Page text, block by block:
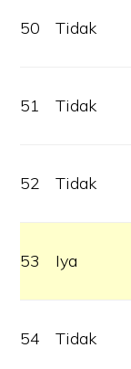
50 Tidak
51 Tidak
52 Tidak
53 Iya
54 Tidak